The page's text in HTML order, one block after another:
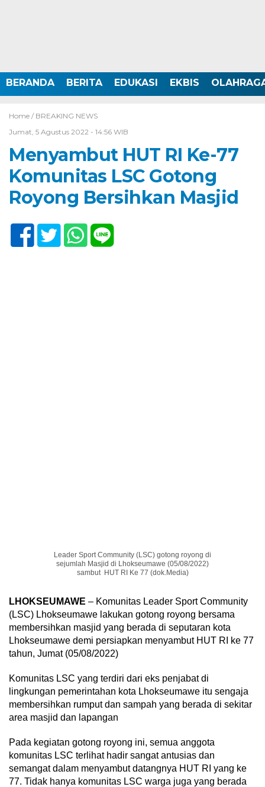
BERANDA BERITA EDUKASI EKBIS
Home / BREAKING NEWS
Jumat, 5 Agustus 2022 - 14:56 WIB
Menyambut HUT RI Ke-77
Komunitas LSC Gotong
Royong Bersihkan Masjid
Leader Sport Community (LSC) gotong royong di
sejumlah Masjid di Lhokseumawe (05/08/2022)
sambut HUT RI Ke 77 (dok.Media)
LHOKSEUMAWE – Komunitas Leader Sport Community
(LSC) Lhokseumawe lakukan gotong royong bersama
membersihkan masjid yang berada di seputaran kota
Lhokseumawe demi persiapkan menyambut HUT RI ke 77
tahun, Jumat (05/08/2022)
Komunitas LSC yang terdiri dari eks penjabat di
lingkungan pemerintahan kota Lhokseumawe itu sengaja
membersihkan rumput dan sampah yang berada di sekitar
area masjid dan lapangan
Pada kegiatan gotong royong ini, semua anggota
komunitas LSC terlihat hadir sangat antusias dan
semangat dalam menyambut datangnya HUT RI yang ke
77. Tidak hanya komunitas LSC warga juga yang berada